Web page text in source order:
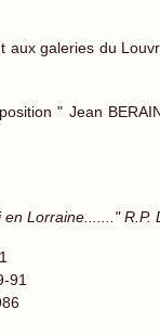
galeries du
" Jean
R.P.
91